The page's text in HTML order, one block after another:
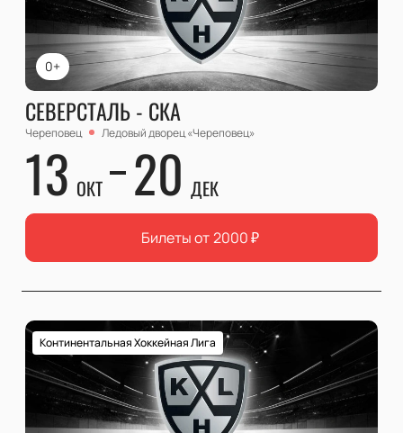
0+
СЕВЕРСТАЛЬ - СКА
Череповец Ледовый дворец «Череповец»
13 ОКТ 20 ДЕК
Билеты от 2000₽
Континентальная Хоккейная Лига